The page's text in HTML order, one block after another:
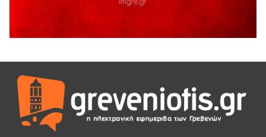
Θερινό Σινεμά στο πλαίσιο του «Πολιτιστικού
Καλοκαιριού 2026» με την βραβευμένη ταινία «Μικρές
Ανάσες».
εξοπλισμού γυμναστηρίου
5 Αυγούστου 2026
ΑΗ ΛΑΟΣ | 5 Αυγούστου | Υπαίθριο Θέατρο “Καστράκι”,
Γρεβενά
5 Αυγούστου 2026